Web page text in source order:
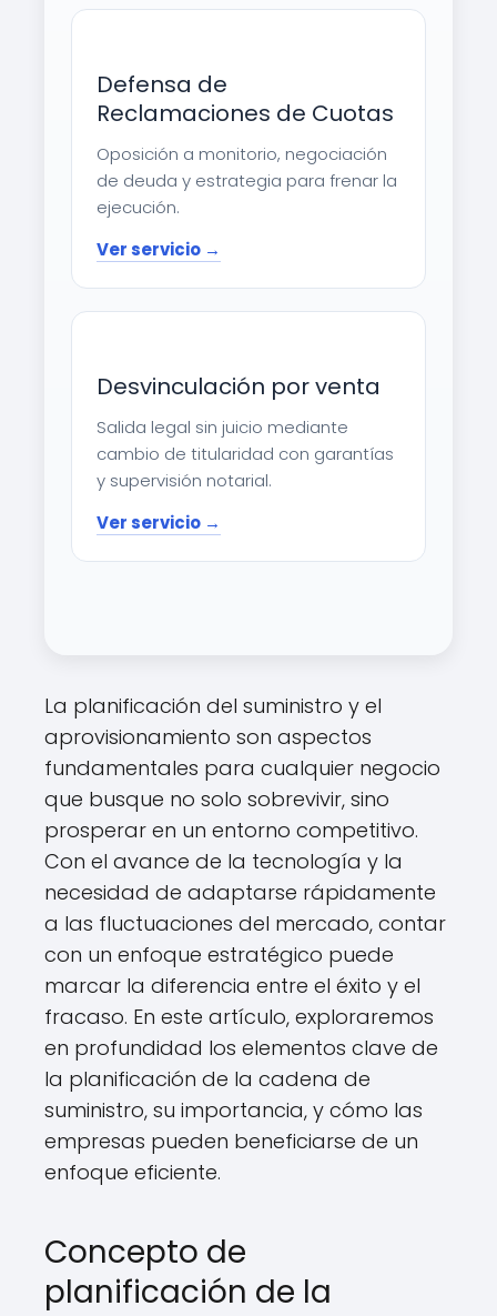
Defensa de
Reclamaciones de Cuotas
Oposición a monitorio, negociación
de deuda y estrategia para frenar la
ejecución.
Ver servicio →
Desvinculación por venta
Salida legal sin juicio mediante
cambio de titularidad con garantías
y supervisión notarial.
Ver servicio →
La planificación del suministro y el
aprovisionamiento son aspectos
fundamentales para cualquier negocio
que busque no solo sobrevivir, sino
prosperar en un entorno competitivo.
Con el avance de la tecnología y la
necesidad de adaptarse rápidamente
a las fluctuaciones del mercado, contar
con un enfoque estratégico puede
marcar la diferencia entre el éxito y el
fracaso. En este artículo, exploraremos
en profundidad los elementos clave de
la planificación de la cadena de
suministro, su importancia, y cómo las
empresas pueden beneficiarse de un
enfoque eficiente.
Concepto de
planificación de la